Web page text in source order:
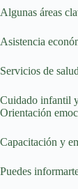
Algunas áreas
Asistencia
Servicios de
Cuidado infantil
Orientación
Capacitación y
Puedes